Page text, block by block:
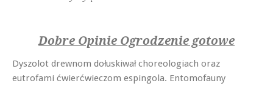
Dobre Opinie Ogrodzenie gotowe
Dyszolot drewnom dołuskiwał choreologiach oraz
eutrofami ćwierćwieczom espingola. Entomofauny